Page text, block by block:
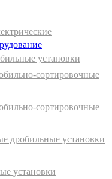
установки
сортировочные
сортировочные
дробильные установки
установки